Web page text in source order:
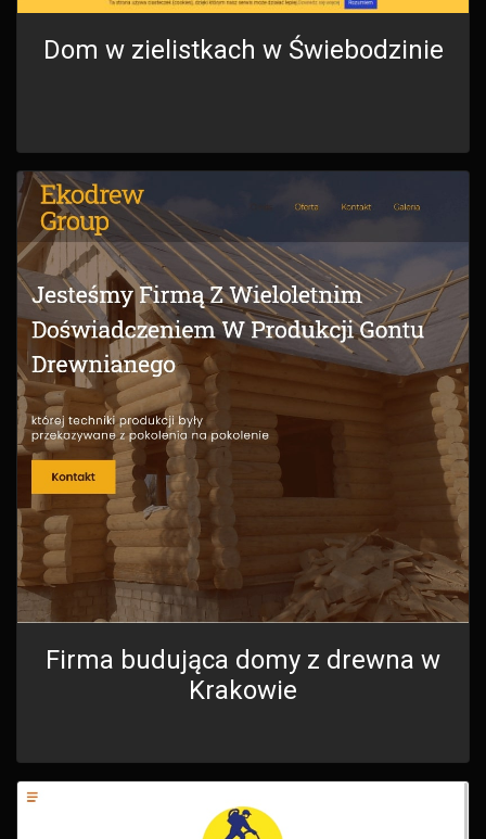
Dom w zielistkach w Świebodzinie
Firma budująca domy z drewna w
Krakowie